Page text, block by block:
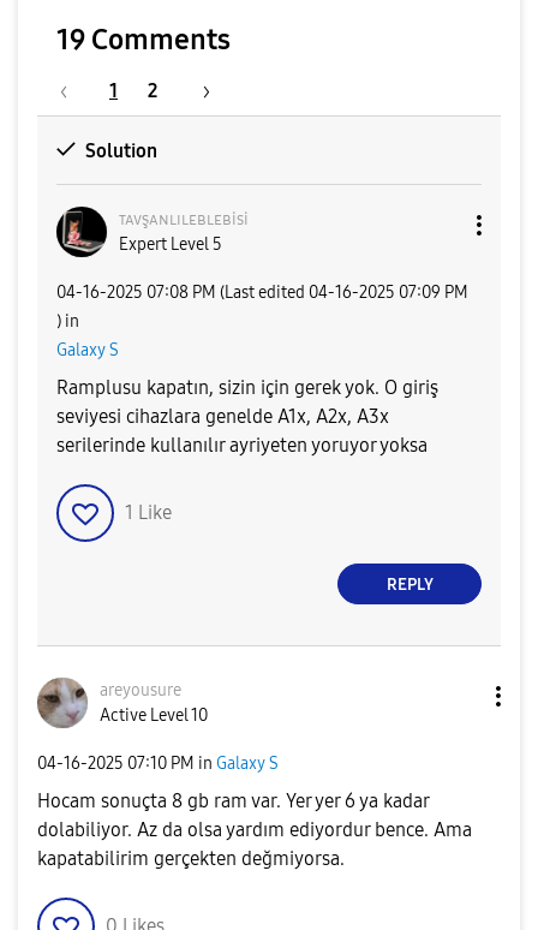
19 Comments
1 2
Solution
ᴛᴀᴠşᴀɴʟɪʟᴇʙʟᴇʙisi
Expert Level 5
‎04-16-2025 07:08 PM (Last edited ‎04-16-2025 07:09 PM
) in
Galaxy S
Ramplusu kapatın, sizin için gerek yok. O giriş
seviyesi cihazlara genelde A1x, A2x, A3x
serilerinde kullanılır ayriyeten yoruyor yoksa
1 Like
REPLY
areyousure
Active Level 10
‎04-16-2025 07:10 PM in Galaxy S
Hocam sonuçta 8 gb ram var. Yer yer 6 ya kadar
dolabiliyor. Az da olsa yardım ediyordur bence. Ama
kapatabilirim gerçekten değmiyorsa.